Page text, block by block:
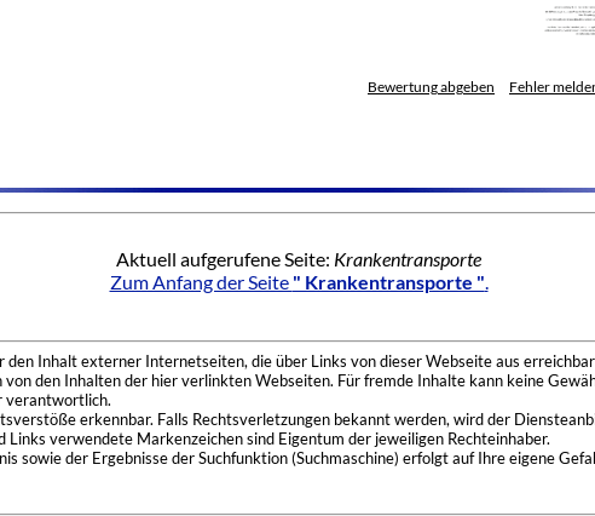
Bewertung abgeben Fehler
Aktuell aufgerufene Seite: Krankentransporte
Zum Anfang der Seite " Krankentransporte ".
Inhalt externer Internetseiten, die über Links von dieser Webseite aus
den Inhalten der hier verlinkten Webseiten. Für fremde Inhalte kann keine
verantwortlich.
erkennbar. Falls Rechtsverletzungen bekannt werden, wird der
Links verwendete Markenzeichen sind Eigentum der jeweiligen Rechteinhaber.
sowie der Ergebnisse der Suchfunktion (Suchmaschine) erfolgt auf Ihre eigene